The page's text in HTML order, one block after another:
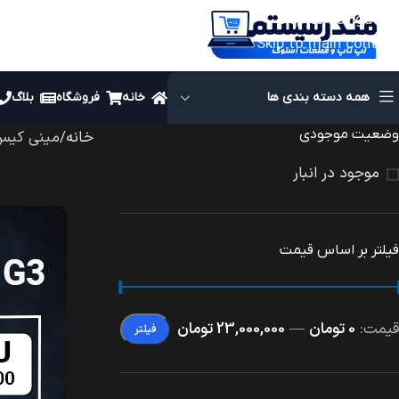
Skip to navigation
Skip to main content
همه دسته بندی ها خانه فروشگاه بلاگ
وضعیت موجودی
موجود در انبار
فیلتر بر اساس قیمت
فیلتر قیمت: 0 تومان — 23,000,000 تومان
خانه مینی